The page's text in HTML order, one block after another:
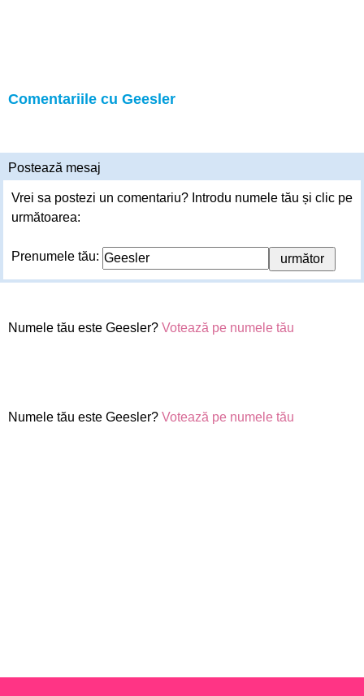
Comentariile cu Geesler
Postează mesaj
Vrei sa postezi un comentariu? Introdu numele tău și clic pe
următoarea:
Prenumele tău:
Numele tău este Geesler? Votează pe numele tău
Numele tău este Geesler? Votează pe numele tău